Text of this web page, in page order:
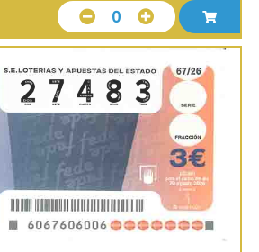
0